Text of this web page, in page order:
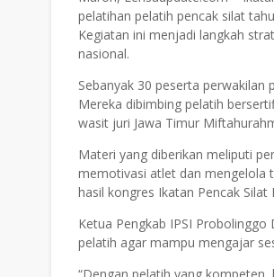
pelatihan pelatih pencak silat
Kegiatan ini menjadi langkah
nasional.
Sebanyak 30 peserta
Mereka dibimbing pelatih
wasit juri Jawa Timur
Materi yang diberikan meliputi
memotivasi atlet dan mengelola
hasil kongres Ikatan Pencak Silat
Ketua Pengkab IPSI
pelatih agar mampu mengajar